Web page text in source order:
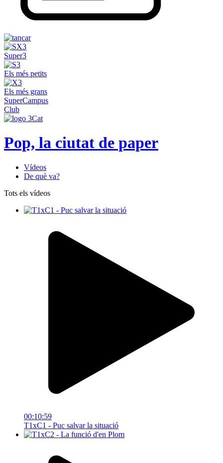
Super3
Els més petits
Els més grans
SuperCampus
Club
Pop, la ciutat de paper
Vídeos
De què va?
Tots els vídeos
00:10:59
T1xC1 - Puc salvar la situació